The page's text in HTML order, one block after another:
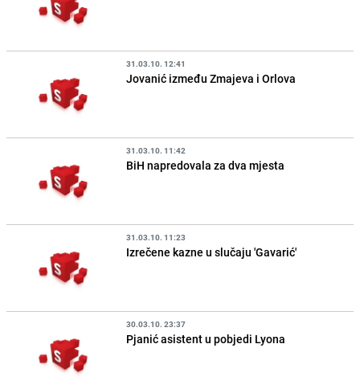
31.03.10. 12:41
Jovanić između Zmajeva i Orlova
31.03.10. 11:42
BiH napredovala za dva mjesta
31.03.10. 11:23
Izrečene kazne u slučaju 'Gavarić'
30.03.10. 23:37
Pjanić asistent u pobjedi Lyona